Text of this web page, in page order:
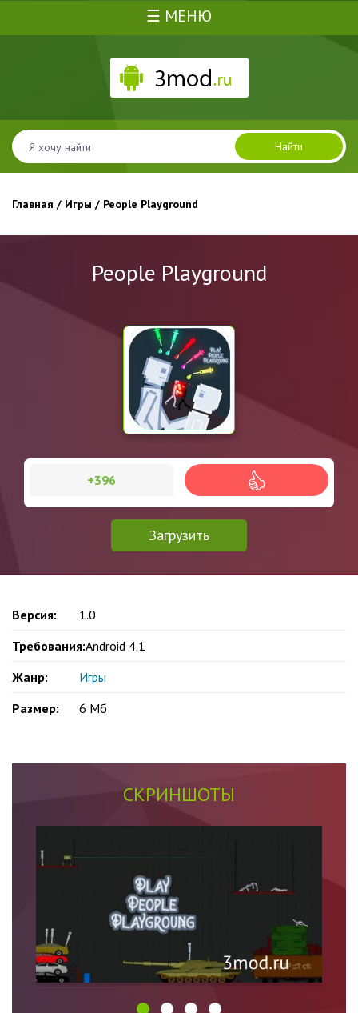
☰ МЕНЮ
Найти
Главная / Игры / People Playground
People Playground
Загрузить
+396
Версия:
1.0
Требования:Android 4.1
Жанр:
Игры
Размер:
6 Мб
СКРИНШОТЫ